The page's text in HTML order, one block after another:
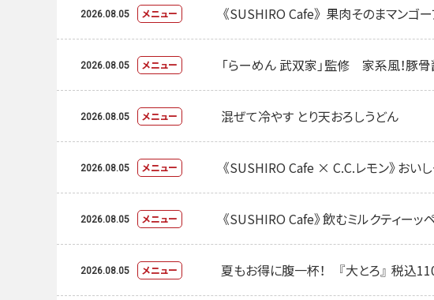
2026.08.05 メニュー 《SUSHIRO Cafe》 果肉そのまマンゴ
2026.08.05 メニュー 「らーめん 武双家」監修 家系風！豚
2026.08.05 メニュー 混ぜて冷やす とり天おろしうどん
2026.08.05 メニュー 《SUSHIRO Cafe × C.C.レモン》おい
2026.08.05 メニュー 《SUSHIRO Cafe》飲むミルクティーッ
2026.08.05 メニュー 夏もお得に腹一杯！ 『大とろ』 税込